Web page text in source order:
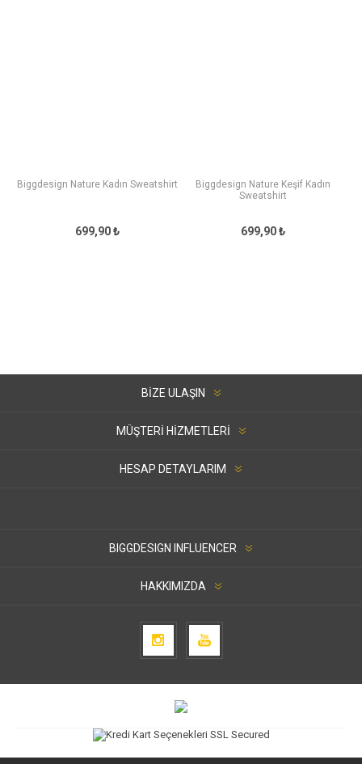
Biggdesign Nature Kadın Sweatshirt
699,90 ₺
Biggdesign Nature Keşif Kadın
Sweatshirt
699,90 ₺
BIZE ULAŞIN
MÜŞTERI HIZMETLERI
HESAP DETAYLARIM
BIGGDESIGN INFLUENCER
HAKKIMIZDA